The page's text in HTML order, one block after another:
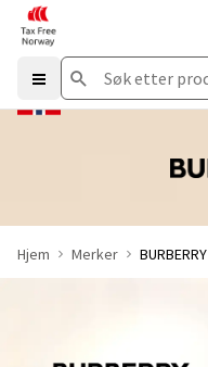
Hjem Merker BURBERRY